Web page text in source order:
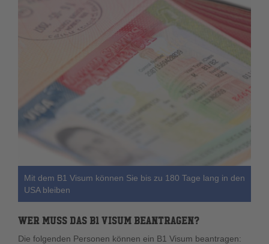
Mit dem B1 Visum können Sie bis zu 180 Tage lang in den
USA bleiben
WER MUSS DAS B1 VISUM BEANTRAGEN?
Die folgenden Personen können ein B1 Visum beantragen: